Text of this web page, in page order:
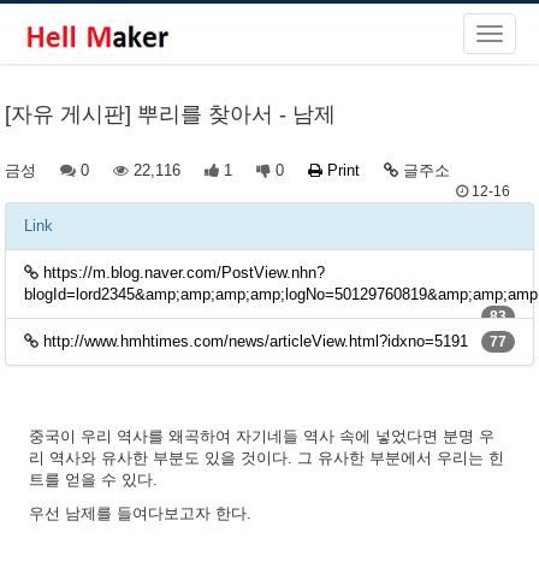
[자유 게시판] 뿌리를 찾아서 - 남제
금성 0 22,116 1 0 Print 글주소
12-16
Link
https://m.blog.naver.com/PostView.nhn?
83
http://www.hmhtimes.com/news/articleView.html?idxno=5191 77
중국이 우리 역사를 왜곡하여 자기네들 역사 속에 넣었다면 분명 우
리 역사와 유사한 부분도 있을 것이다. 그 유사한 부분에서 우리는 힌
트를 얻을 수 있다.
우선 남제를 들여다보고자 한다.